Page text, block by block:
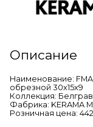
Описание
Наименование:
обрезной 30х15х9
Коллекция:
Фабрика: KERAMA
Розничная цена: